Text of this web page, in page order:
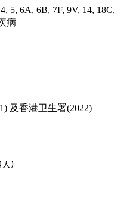
5, 6A, 6B, 7F, 9V, 14, 18C,
病
及香港卫生署(2022)
大)